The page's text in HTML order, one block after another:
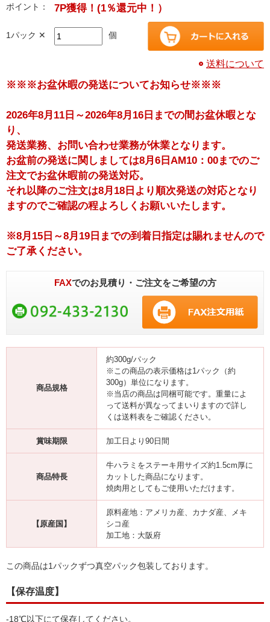
ポイント： 7P獲得！ (1％還元中！）
1パック ✕ 個
送料について
※※※お盆休暇の発送についてお知らせ※※※
2026年8月11日～2026年8月16日までの間お盆休暇とな
り、
発送業務、お問い合わせ業務が休業となります。
お盆前の発送に関しましては8月6日AM10：00までのご
注文でお盆休暇前の発送対応。
それ以降のご注文は8月18日より順次発送の対応となり
ますのでご確認の程よろしくお願いいたします。
※8月15日～8月19日までの到着日指定は賜れませんので
ご了承ください。
FAXでのお見積り・ご注文をご希望の方
商品規格
約300g/パック
※この商品の表示価格は1パック（約
300g）単位になります。
※当店の商品は同梱可能です。重量によ
って送料が異なってまいりますので詳し
くは送料表をご確認ください。
賞味期限 加工日より90日間
商品特長
牛ハラミをステーキ用サイズ約1.5cm厚に
カットした商品になります。
焼肉用としてもご使用いただけます。
【原産国】
原料産地：アメリカ産、カナダ産、メキ
シコ産
加工地：大阪府
この商品は1パックずつ真空パック包装しております。
【保存温度】
-18℃以下にて保存してください。